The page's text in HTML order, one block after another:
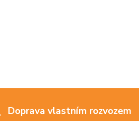
Doprava vlastním rozvozem